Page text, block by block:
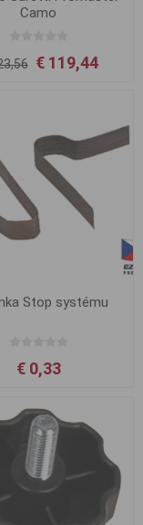
Camo
€ 119,44
Stop systému
€ 0,33